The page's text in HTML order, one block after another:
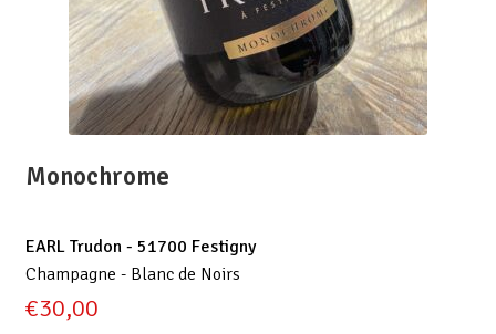
Monochrome
EARL Trudon - 51700 Festigny
Champagne - Blanc de Noirs
€30,00